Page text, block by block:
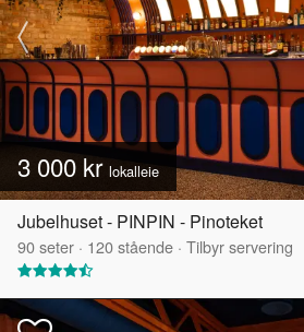
3 000 kr lokalleie
Jubelhuset - PINPIN - Pinoteket
90seter · 120stående · Tilbyr servering